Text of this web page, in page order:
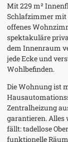
Mit 229 m²
Schlafzimmer mit
offenes
spektakuläre
dem Innenraum
jede Ecke und
Wohlbefinden.
Die Wohnung ist
Zentralheizung
garantieren. Alles
fällt: tadellose
funktionelle